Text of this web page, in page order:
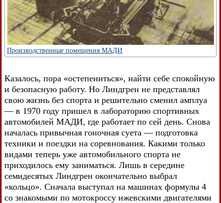
Производственные помещения МАДИ
Казалось, пора «остепениться», найти себе спокойную
и безопасную работу. Но Линдгрен не представлял
свою жизнь без спорта и решительно сменил амплуа
— в 1970 году пришел в лабораторию спортивных
автомобилей МАДИ, где работает по сей день. Снова
началась привычная гоночная суета — подготовка
техники и поездки на соревнования. Какими только
видами теперь уже автомобильного спорта не
приходилось ему заниматься. Лишь в середине
семидесятых Линдгрен окончательно выбрал
«кольцо». Сначала выступал на машинах формулы 4
со знакомыми по мотокроссу ижевскими двигателями